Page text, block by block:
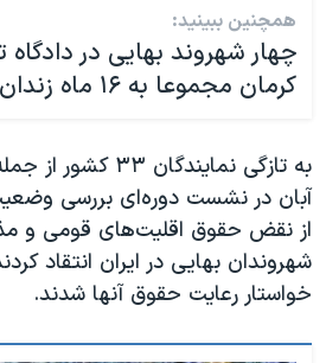
همچنین ببینید:
چهار شهروند بهایی در
کرمان مجموعا به ۱۶ ماه زندان محکوم شدند
آبان در نشست دوره‌ای بررسی
از نقض حقوق اقلیت‌های قومی و
شهروندان بهایی در ایران انتقاد
خواستار رعایت حقوق آنها شدند.